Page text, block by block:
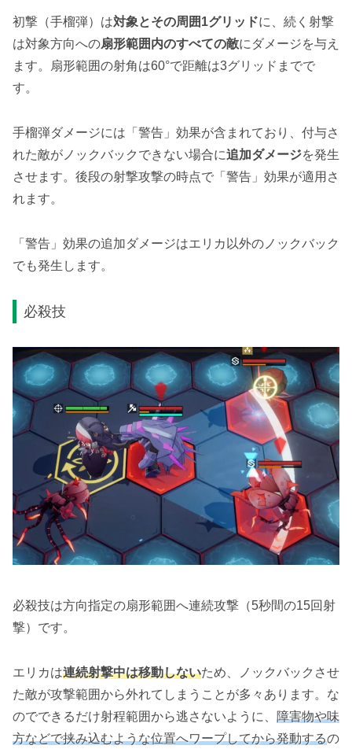
初撃（手榴弾）は対象とその周囲1グリッドに、続く射撃
は対象方向への扇形範囲内のすべての敵にダメージを与え
ます。扇形範囲の射角は60°で距離は3グリッドまでで
す。
手榴弾ダメージには「警告」効果が含まれており、付与さ
れた敵がノックバックできない場合に追加ダメージを発生
させます。後段の射撃攻撃の時点で「警告」効果が適用さ
れます。
「警告」効果の追加ダメージはエリカ以外のノックバック
でも発生します。
必殺技
必殺技は方向指定の扇形範囲へ連続攻撃（5秒間の15回射
撃）です。
エリカは連続射撃中は移動しないため、ノックバックさせ
た敵が攻撃範囲から外れてしまうことが多々あります。な
のでできるだけ射程範囲から逃さないように、 障害物や味
方などで挟み込むような位置へワープしてから発動するの